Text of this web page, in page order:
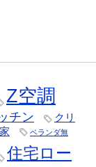
Z空調
チン
クリ
ベランダ無
住宅ロー